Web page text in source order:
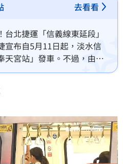
去看看
北捷運「信義線東延段」
宣布自5月11日起，淡水信
天宮站」發車。不過，由於
，旅客仍只能在象山站上下
族恐怕得提早出門。